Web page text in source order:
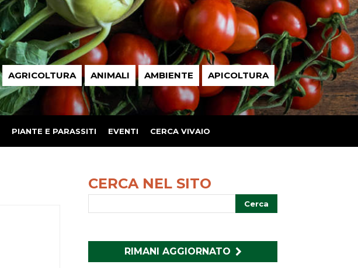
AGRICOLTURA ANIMALI AMBIENTE APICOLTURA
PIANTE E PARASSITI EVENTI CERCA VIVAIO
CERCA NEL SITO
RIMANI AGGIORNATO